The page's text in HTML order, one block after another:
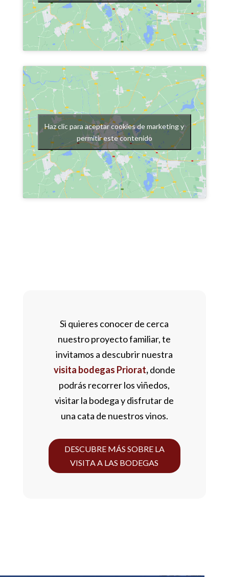
Haz clic para aceptar cookies de marketing y
permitir este contenido
Si quieres conocer de cerca
nuestro proyecto familiar, te
invitamos a descubrir nuestra
visita bodegas Priorat,donde
podrás recorrer los viñedos,
visitar la bodega y disfrutar de
una cata de nuestros vinos.
DESCUBRE MÁS SOBRE LA
VISITA A LAS BODEGAS